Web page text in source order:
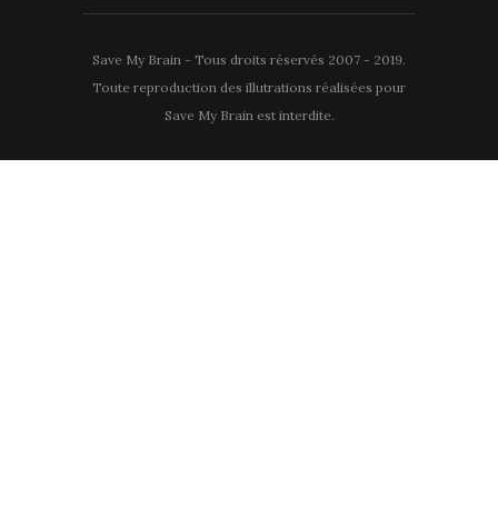
Save My Brain - Tous droits réservés 2007 - 2019.
Toute reproduction des illutrations réalisées pour
Save My Brain est interdite.